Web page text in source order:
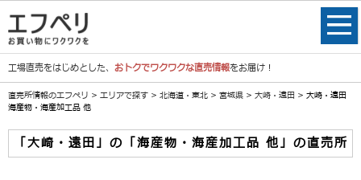
工場直売をはじめとした、 おトクでワクワクな直売情報をお届け！
直売所情報のエフペリ > エリアで探す > 北海道・東北 > 宮城県 > 大崎・遠田 > 大崎・遠田
海産物・海産加工品 他
「大崎・遠田」の「海産物・海産加工品 他」の直売所